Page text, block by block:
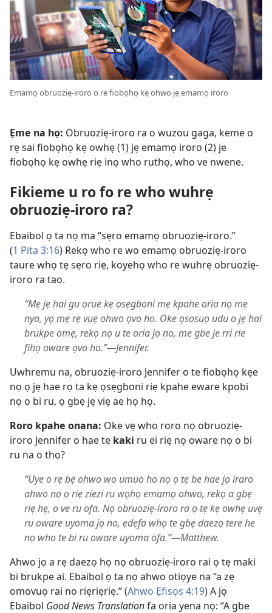
Emamọ obruoziẹ-iroro o re fiobọhọ kẹ ohwo jẹ emamọ iroro
Ẹme na họ: Obruoziẹ-iroro ra o wuzou gaga, keme o
rẹ sai fiobọhọ kẹ owhẹ (1) jẹ emamọ iroro (2) je
fiobọhọ kẹ owhẹ riẹ inọ who ruthọ, who ve nwene.
Fikieme u ro fo re who wuhrẹ
obruoziẹ-iroro ra?
Ebaibol ọ ta nọ ma “sẹro emamọ obruoziẹ-iroro.”
(1 Pita 3:16) Rekọ who re wo emamọ obruoziẹ-iroro
taure whọ tẹ sẹro riẹ, koyehọ who re wuhrẹ obruoziẹ-
iroro ra tao.
“Mẹ jẹ hai gu ọrue kẹ ọsẹgboni mẹ kpahe oria nọ mẹ
nya, yọ mẹ rẹ vuẹ ohwo ọvo ho. Oke ọsosuọ udu o jẹ hai
brukpe omẹ, rekọ nọ u te oria jọ no, me gbe je rri rie
fihọ oware ọvo ho.”—Jennifer.
Uwhremu na, obruoziẹ-iroro Jennifer o te fiobọhọ kẹe
nọ ọ jẹ hae rọ ta kẹ ọsẹgboni riẹ kpahe eware kpobi
nọ o bi ru, ọ gbẹ jẹ viẹ ae họ họ.
Roro kpahe onana: Oke vẹ who roro nọ obruoziẹ-
iroro Jennifer o hae te kaki ru ei riẹ nọ oware nọ o bi
ru na o thọ?
“Uye o rẹ bẹ ohwo wo umuo ho nọ ọ tẹ be hae jọ iraro
ahwo nọ ọ riẹ ziezi ru wọhọ emamọ ohwo, rekọ a gbẹ
riẹ hẹ, o ve ru ofa. Nọ obruoziẹ-iroro ra ọ tẹ kẹ owhẹ uvẹ
ru oware uyoma jọ no, ẹdẹfa whọ te gbẹ daezọ tere he
nọ who te bi ru oware uyoma ofa.”—Matthew.
Ahwo jọ a rẹ daezọ họ nọ obruoziẹ-iroro rai ọ tẹ maki
bi brukpe ai. Ebaibol ọ ta nọ ahwo otiọye na “a zẹ
omovuọ rai no riẹriẹriẹ.” (Ahwo Ẹfisọs 4:19) A jọ
Ebaibol Good News Translationfa oria yena nọ: “A gbe